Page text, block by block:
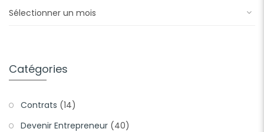
Catégories
Contrats (14)
Devenir Entrepreneur (40)